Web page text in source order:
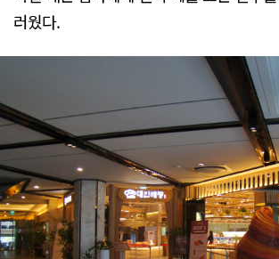
러웠다.